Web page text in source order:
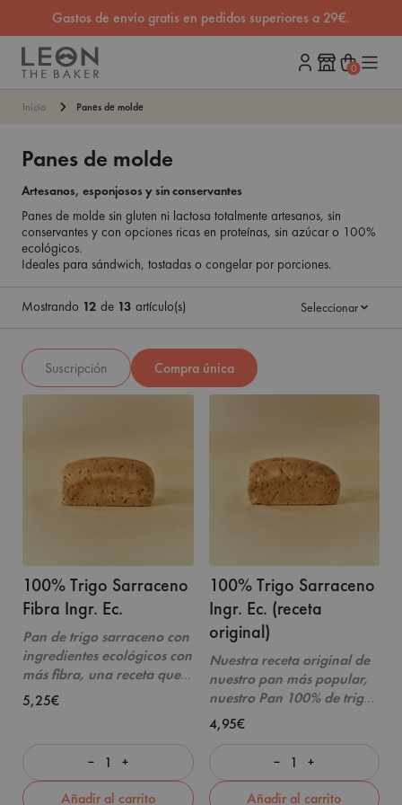
Gastos de envío gratis en pedidos superiores a 29€.
Carrito
0
Inicio Panes de molde
Panes de molde
Artesanos, esponjosos y sin conservantes
Panes de molde sin gluten ni lactosa totalmente artesanos, sin
conservantes y con opciones ricas en proteínas, sin azúcar o 100%
ecológicos.
Ideales para sándwich, tostadas o congelar por porciones.
Mostrando 12 de 13 artículo(s) Seleccionar
Suscripción Compra única
100% Trigo Sarraceno
Fibra Ingr. Ec.
Pan de trigo sarraceno con
ingredientes ecológicos con
más fibra, una receta que
lo hace más esponjoso y
permite rebanadas más
nuestra harina de trigo
sarraceno sin gluten
uno de nuestrospanes de
5,25€
− +
Añadir al carrito
100% Trigo Sarraceno
Ingr. Ec. (receta
original)
Nuestra receta original de
nuestro pan más popular,
nuestro Pan 100% de trigo
sarraceno ecológico.
Únicamente con nuestra
harina de trigo sarraceno
sin gluten
Es uno de
nuestrospanes de molde sin
4,95€
− +
Añadir al carrito